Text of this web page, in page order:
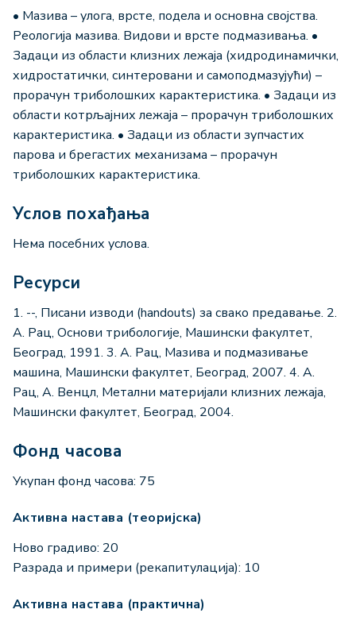
• Мазива – улога, врсте, подела и основна својства.
Реологија мазива. Видови и врсте подмазивања. •
Задаци из области клизних лежаја (хидродинамички,
хидростатички, синтеровани и самоподмазујући) –
прорачун триболошких карактеристика. • Задаци из
области котрљајних лежаја – прорачун триболошких
карактеристика. • Задаци из области зупчастих
парова и брегастих механизама – прорачун
триболошких карактеристика.
Услов похађања
Нема посебних услова.
Ресурси
1. --, Писани изводи (handouts) за свакo предавањe. 2.
А. Рац, Основи трибологије, Машински факултет,
Београд, 1991. 3. А. Рац, Мазива и подмазивање
машина, Машински факултет, Београд, 2007. 4. A.
Рац, A. Венцл, Метални материјали клизних лежаја,
Машински факултет, Београд, 2004.
Фонд часова
Укупан фонд часова: 75
Активна настава (теоријска)
Ново градиво: 20
Разрада и примери (рекапитулација): 10
Активна настава (практична)